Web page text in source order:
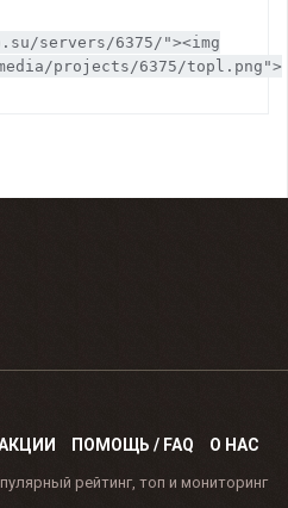
servers/6375/"><img
projects/6375/topl.png">
ПОМОЩЬ / FAQ О НАС
рейтинг, топ и мониторинг